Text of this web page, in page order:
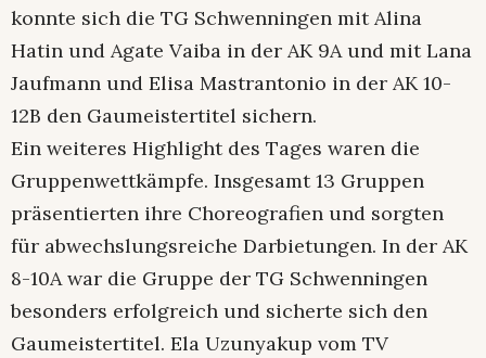
konnte sich die TG Schwenningen mit Alina
Hatin und Agate Vaiba in der AK 9A und mit Lana
Jaufmann und Elisa Mastrantonio in der AK 10-
12B den Gaumeistertitel sichern.
Ein weiteres Highlight des Tages waren die
Gruppenwettkämpfe. Insgesamt 13 Gruppen
präsentierten ihre Choreografien und sorgten
für abwechslungsreiche Darbietungen. In der AK
8-10A war die Gruppe der TG Schwenningen
besonders erfolgreich und sicherte sich den
Gaumeistertitel. Ela Uzunyakup vom TV